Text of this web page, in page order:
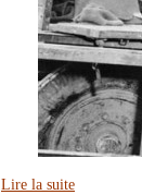
Lire la suite